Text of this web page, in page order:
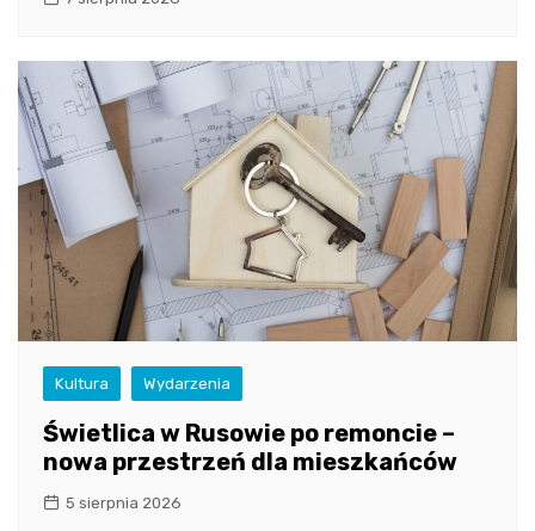
Kultura Wydarzenia
Świetlica w Rusowie po remoncie –
nowa przestrzeń dla mieszkańców
5 sierpnia 2026